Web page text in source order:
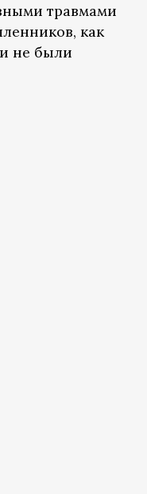
травмами
как
не были